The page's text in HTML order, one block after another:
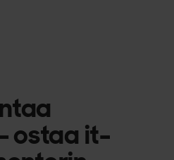
ostaa it-